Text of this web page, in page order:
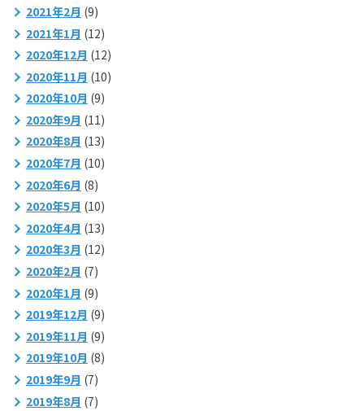
2021年2月 (9)
2021年1月 (12)
2020年12月 (12)
2020年11月 (10)
2020年10月 (9)
2020年9月 (11)
2020年8月 (13)
2020年7月 (10)
2020年6月 (8)
2020年5月 (10)
2020年4月 (13)
2020年3月 (12)
2020年2月 (7)
2020年1月 (9)
2019年12月 (9)
2019年11月 (9)
2019年10月 (8)
2019年9月 (7)
2019年8月 (7)